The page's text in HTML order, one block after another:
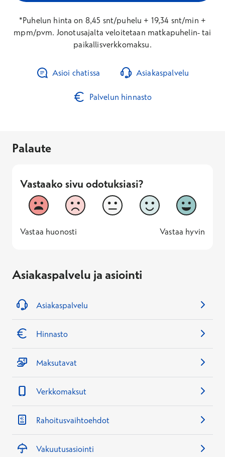
*Puhelun hinta on 8,45 snt/puhelu + 19,34 snt/min +
mpm/pvm. Jonotusajalta veloitetaan matkapuhelin- tai
paikallisverkkomaksu.
Asioi chatissa Asiakaspalvelu
Palvelun hinnasto
Palaute
Vastaako sivu odotuksiasi?
Vastaako sivu odotuksiasi?
1
Vastaa huonosti
2 3 4
5
Vastaa
1 -
Vastaa huonosti
— 5 -
Vastaa hyvin
Asiakaspalvelu ja asiointi
Asiakaspalvelu
Hinnasto
Maksutavat
Verkkomaksut
Rahoitusvaihtoehdot
Vakuutusasiointi